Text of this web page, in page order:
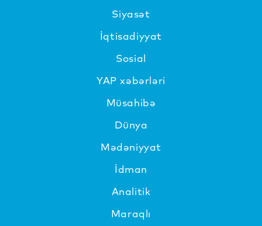
Siyasət
İqtisadiyyat
Sosial
YAP xəbərləri
Müsahibə
Dünya
Mədəniyyat
İdman
Analitik
Maraqlı